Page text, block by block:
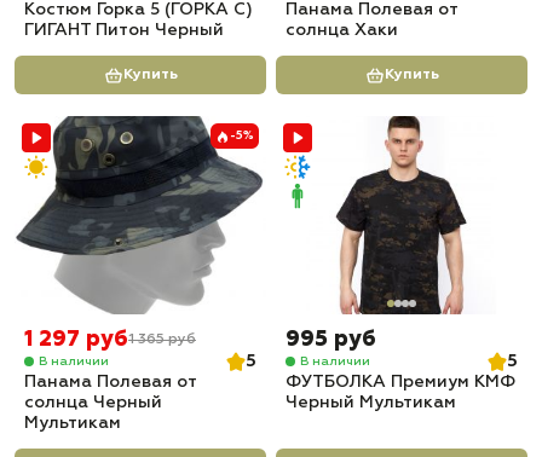
Костюм Горка 5 (ГОРКА С)
ГИГАНТ Питон Черный
Купить
Панама Полевая от
солнца Хаки
Купить
-5%
1 297 руб1 365 руб
В наличии
5
Панама Полевая от
солнца Черный
Мультикам
995 руб
В наличии
5
ФУТБОЛКА Премиум КМФ
Черный Мультикам